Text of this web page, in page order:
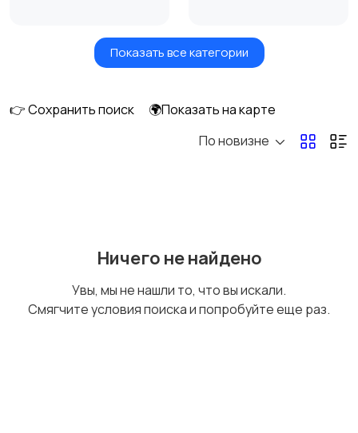
Бытовые услуги и
Высший менеджмент
Добыча сырья,
Показать все категории
👉 Сохранить поиск
🌍Показать на карте
По новизне
Ничего не найдено
Увы, мы не нашли то, что вы искали.
Смягчите условия поиска и попробуйте еще раз.